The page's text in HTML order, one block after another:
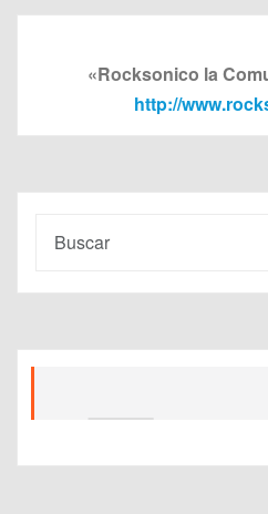
«Rocksonico la
http://